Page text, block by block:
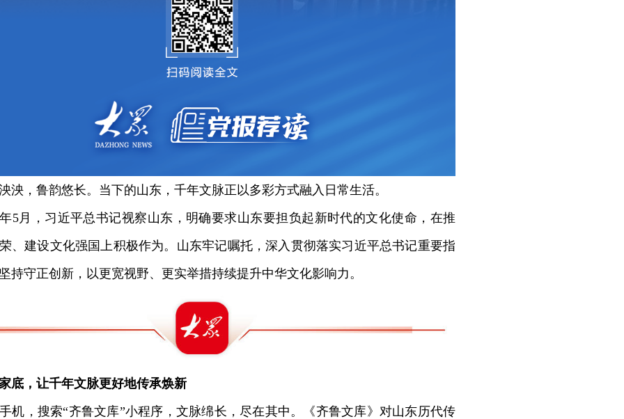
鲁韵悠长。当下的山东，千年文脉正以多彩方式融入日常生活。
，习近平总书记视察山东，明确要求山东要担负起新时代的文化使命，在推
、建设文化强国上积极作为。山东牢记嘱托，深入贯彻落实习近平总书记重要指
持守正创新，以更宽视野、更实举措持续提升中华文化影响力。
底，让千年文脉更好地传承焕新
搜索“齐鲁文库”小程序，文脉绵长，尽在其中。《齐鲁文库》对山东历代传